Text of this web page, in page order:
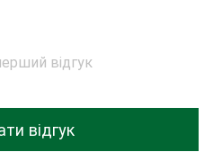
відгук
відгук